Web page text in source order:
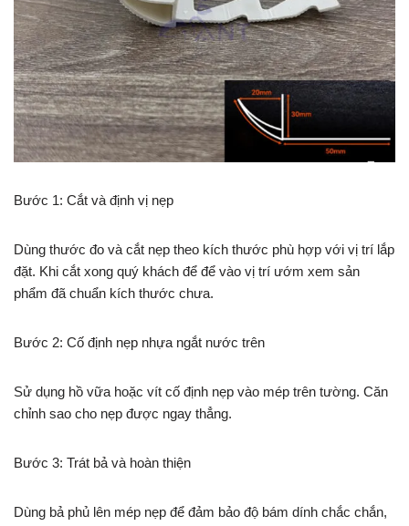
Bước 1: Cắt và định vị nẹp
Dùng thước đo và cắt nẹp theo kích thước phù hợp với vị trí lắp
đặt. Khi cắt xong quý khách để để vào vị trí ướm xem sản
phẩm đã chuẩn kích thước chưa.
Bước 2: Cố định nẹp nhựa ngắt nước trên
Sử dụng hồ vữa hoặc vít cố định nẹp vào mép trên tường. Căn
chỉnh sao cho nẹp được ngay thẳng.
Bước 3: Trát bả và hoàn thiện
Dùng bả phủ lên mép nẹp để đảm bảo độ bám dính chắc chắn,